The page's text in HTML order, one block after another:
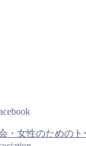
・女性のためのト